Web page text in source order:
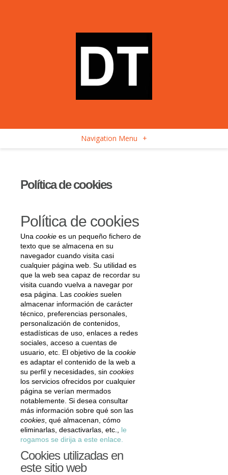
Navigation Menu +
Política de cookies
Política de cookies
Una cookie es un pequeño fichero de
texto que se almacena en su
navegador cuando visita casi
cualquier página web. Su utilidad es
que la web sea capaz de recordar su
visita cuando vuelva a navegar por
esa página. Las cookies suelen
almacenar información de carácter
técnico, preferencias personales,
personalización de contenidos,
estadísticas de uso, enlaces a redes
sociales, acceso a cuentas de
usuario, etc. El objetivo de la cookie
es adaptar el contenido de la web a
su perfil y necesidades, sin cookies
los servicios ofrecidos por cualquier
página se verían mermados
notablemente. Si desea consultar
más información sobre qué son las
cookies , qué almacenan, cómo
eliminarlas, desactivarlas, etc., le
rogamos se dirija a este enlace.
Cookies utilizadas en
este sitio web